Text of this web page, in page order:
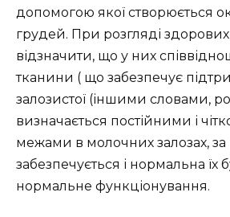
допомогою якої створюється
грудей. При розгляді
відзначити, що у них
тканини ( що забезпечує
залозистої (іншими словами,
визначається постійними і
межами в молочних залозах, за
забезпечується і нормальна їх
нормальне функціонування.